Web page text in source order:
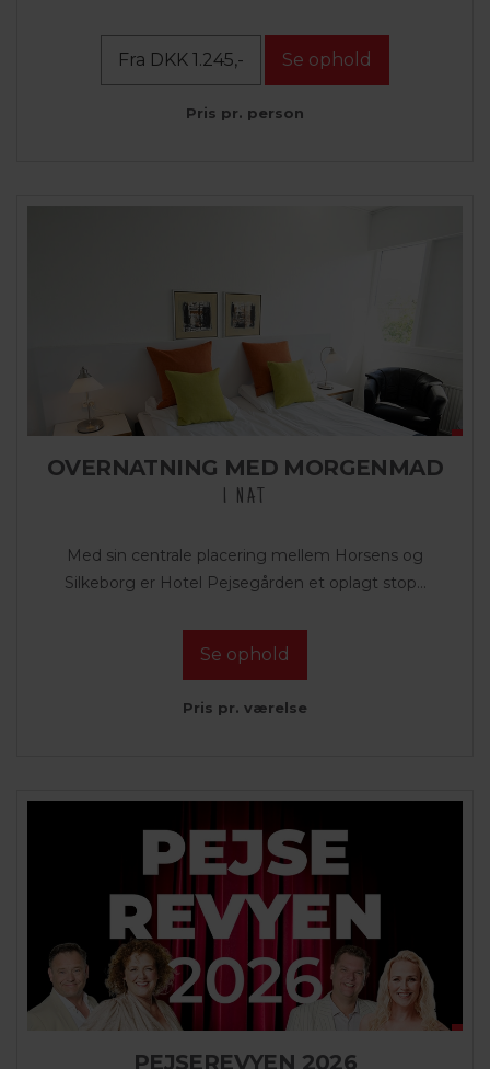
Fra DKK 1.245,- Se ophold
Pris pr. person
OVERNATNING MED MORGENMAD
1 NAT
Med sin centrale placering mellem Horsens og
Silkeborg er Hotel Pejsegården et oplagt stop...
Se ophold
Pris pr. værelse
PEJSEREVYEN 2026